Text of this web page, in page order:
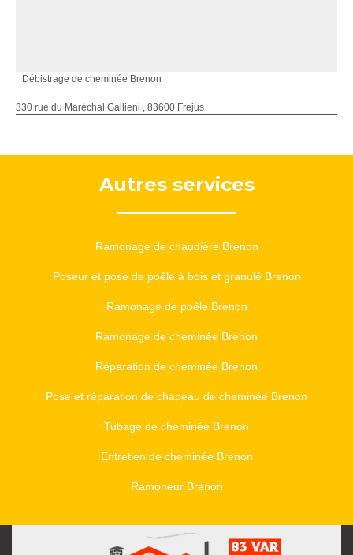
Débistrage de cheminée Brenon
330 rue du Maréchal Gallieni , 83600 Frejus
Autres services
Ramonage de chaudière Brenon
Poseur et pose de poêle à bois et granulé Brenon
Ramonage de poêle Brenon
Ramonage de cheminée Brenon
Réparation de cheminée Brenon
Pose et réparation de chapeau de cheminée Brenon
Tubage de cheminée Brenon
Entretien de cheminée Brenon
Ramoneur Brenon